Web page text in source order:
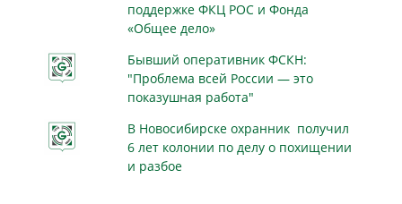
поддержке ФКЦ РОС и Фонда
«Общее дело»
Бывший оперативник ФСКН:
"Проблема всей России — это
показушная работа"
В Новосибирске охранник получил
6 лет колонии по делу о похищении
и разбое